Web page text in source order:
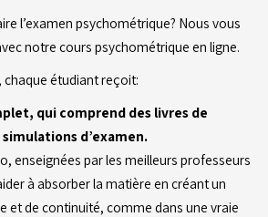
l’examen psychométrique? Nous vous
notre cours psychométrique en ligne.
chaque étudiant reçoit:
qui comprend des livres de
d’examen.
enseignées par les meilleurs professeurs
à absorber la matière en créant un
et de continuité, comme dans une vraie